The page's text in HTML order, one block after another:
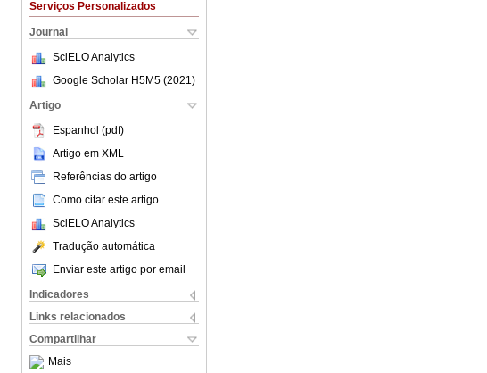
Serviços Personalizados
Journal
SciELO Analytics
Google Scholar H5M5 (2021 )
Artigo
Espanhol (pdf)
Artigo em XML
Referências do artigo
Como citar este artigo
SciELO Analytics
Tradução automática
Enviar este artigo por email
Indicadores
Links relacionados
Compartilhar
Mais